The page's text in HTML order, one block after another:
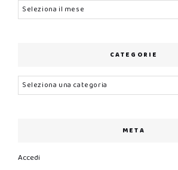
Archivi
CATEGORIE
Categorie
META
Accedi